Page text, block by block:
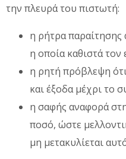
την πλευρά του πιστωτή:
η ρήτρα παραίτησης
η οποία καθιστά τον
η ρητή πρόβλεψη
και έξοδα μέχρι το
η σαφής αναφορά
ποσό, ώστε
μη μετακυλίεται